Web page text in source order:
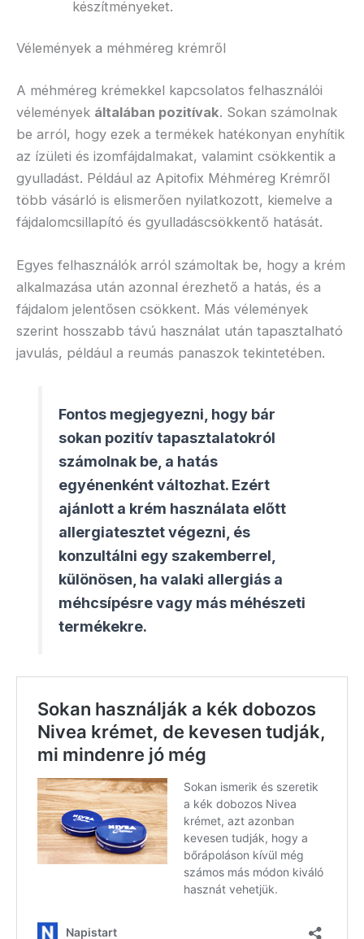
készítményeket.
Vélemények a méhméreg krémről
A méhméreg krémekkel kapcsolatos felhasználói
vélemények általában pozitívak. Sokan számolnak
be arról, hogy ezek a termékek hatékonyan enyhítik
az ízületi és izomfájdalmakat, valamint csökkentik a
gyulladást. Például az Apitofix Méhméreg Krémről
több vásárló is elismerően nyilatkozott, kiemelve a
fájdalomcsillapító és gyulladáscsökkentő hatását.
Egyes felhasználók arról számoltak be, hogy a krém
alkalmazása után azonnal érezhető a hatás, és a
fájdalom jelentősen csökkent. Más vélemények
szerint hosszabb távú használat után tapasztalható
javulás, például a reumás panaszok tekintetében.
Fontos megjegyezni, hogy bár
sokan pozitív tapasztalatokról
számolnak be, a hatás
egyénenként változhat. Ezért
ajánlott a krém használata előtt
allergiatesztet végezni, és
konzultálni egy szakemberrel,
különösen, ha valaki allergiás a
méhcsípésre vagy más méhészeti
termékekre.